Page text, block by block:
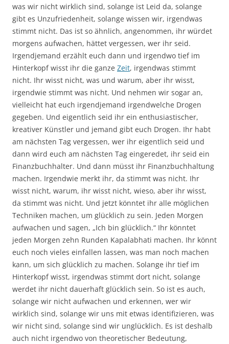
was wir nicht wirklich sind, solange ist Leid da, solange
gibt es Unzufriedenheit, solange wissen wir, irgendwas
stimmt nicht. Das ist so ähnlich, angenommen, ihr würdet
morgens aufwachen, hättet vergessen, wer ihr seid.
Irgendjemand erzählt euch dann und irgendwo tief im
Hinterkopf wisst ihr die ganze Zeit, irgendwas stimmt
nicht. Ihr wisst nicht, was und warum, aber ihr wisst,
irgendwie stimmt was nicht. Und nehmen wir sogar an,
vielleicht hat euch irgendjemand irgendwelche Drogen
gegeben. Und eigentlich seid ihr ein enthusiastischer,
kreativer Künstler und jemand gibt euch Drogen. Ihr habt
am nächsten Tag vergessen, wer ihr eigentlich seid und
dann wird euch am nächsten Tag eingeredet, ihr seid ein
Finanzbuchhalter. Und dann müsst ihr Finanzbuchhaltung
machen. Irgendwie merkt ihr, da stimmt was nicht. Ihr
wisst nicht, warum, ihr wisst nicht, wieso, aber ihr wisst,
da stimmt was nicht. Und jetzt könntet ihr alle möglichen
Techniken machen, um glücklich zu sein. Jeden Morgen
aufwachen und sagen, „Ich bin glücklich.“ Ihr könntet
jeden Morgen zehn Runden Kapalabhati machen. Ihr könnt
euch noch vieles einfallen lassen, was man noch machen
kann, um sich glücklich zu machen. Solange ihr tief im
Hinterkopf wisst, irgendwas stimmt dort nicht, solange
werdet ihr nicht dauerhaft glücklich sein. So ist es auch,
solange wir nicht aufwachen und erkennen, wer wir
wirklich sind, solange wir uns mit etwas identifizieren, was
wir nicht sind, solange sind wir unglücklich. Es ist deshalb
auch nicht irgendwo von theoretischer Bedeutung,